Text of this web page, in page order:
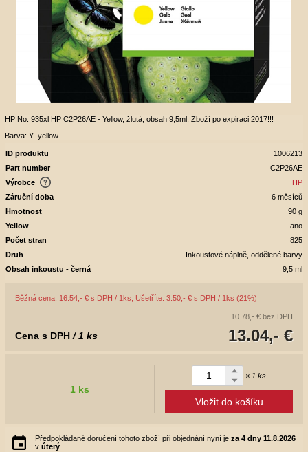
HP No. 935xl HP C2P26AE - Yellow, žlutá, obsah 9,5ml, Zboží po expiraci 2017!!!
Barva: Y- yellow
ID produktu
1006213
Part number
C2P26AE
Výrobce
HP
Záruční doba
6 měsíců
Hmotnost
90 g
Yellow
ano
Počet stran
825
Druh
Inkoustové náplně, oddělené barvy
Obsah inkoustu - černá
9,5 ml
Běžná cena: 16.54,- € s DPH / 1ks , Ušetříte: 3.50,- € s DPH / 1ks (21%)
10.78,- € bez DPH
13.04,- €
Cena s DPH/ 1 ks
1 ks
× 1 ks
Vložit do košíku
Předpokládané doručení tohoto zboží při objednání nyní je za 4 dny 11.8.2026
v úterý